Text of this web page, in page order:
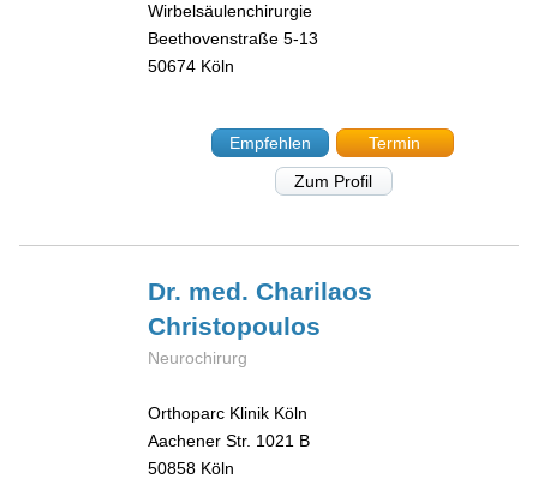
Wirbelsäulenchirurgie
Beethovenstraße 5-13
50674 Köln
Empfehlen
Termin
Zum Profil
Dr. med. Charilaos
Christopoulos
Neurochirurg
Orthoparc Klinik Köln
Aachener Str. 1021 B
50858 Köln